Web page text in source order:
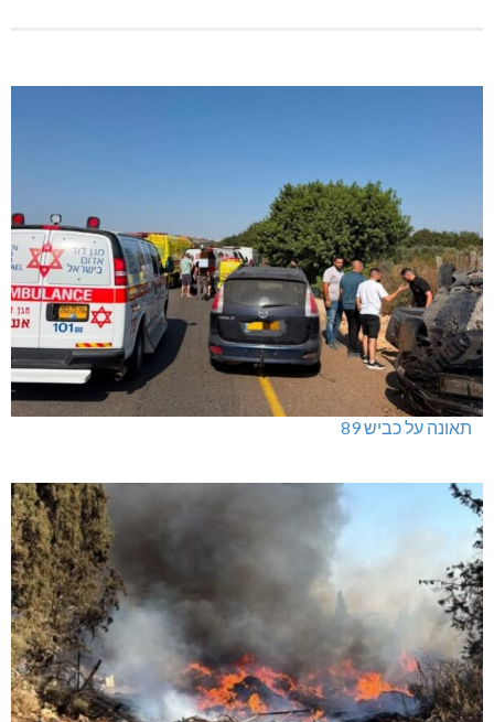
תאונה על כביש 89